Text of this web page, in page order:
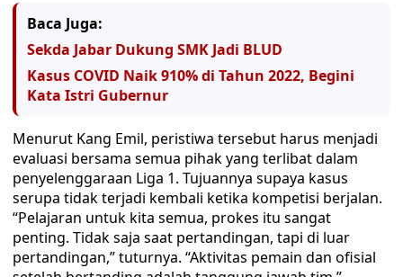
Baca Juga:
Sekda Jabar Dukung SMK Jadi BLUD
Kasus COVID Naik 910% di Tahun 2022, Begini
Kata Istri Gubernur
Menurut Kang Emil, peristiwa tersebut harus menjadi
evaluasi bersama semua pihak yang terlibat dalam
penyelenggaraan Liga 1. Tujuannya supaya kasus
serupa tidak terjadi kembali ketika kompetisi berjalan.
“Pelajaran untuk kita semua, prokes itu sangat
penting. Tidak saja saat pertandingan, tapi di luar
pertandingan,” tuturnya. “Aktivitas pemain dan ofisial